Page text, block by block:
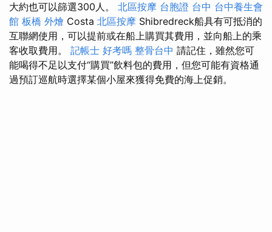
大約也可以篩選300人。 北區按摩 台胞證 台中 台中養生會
館 板橋 外燴 Costa 北區按摩 Shibredreck船具有可抵消的
互聯網使用，可以提前或在船上購買其費用，並向船上的乘
客收取費用。 記帳士 好考嗎 整骨台中 請記住，雖然您可
能喝得不足以支付“購買”飲料包的費用，但您可能有資格通
過預訂巡航時選擇某個小屋來獲得免費的海上促銷。